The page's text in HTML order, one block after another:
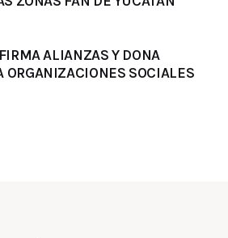
ALIANZAS Y DONA
ORGANIZACIONES SOCIALES